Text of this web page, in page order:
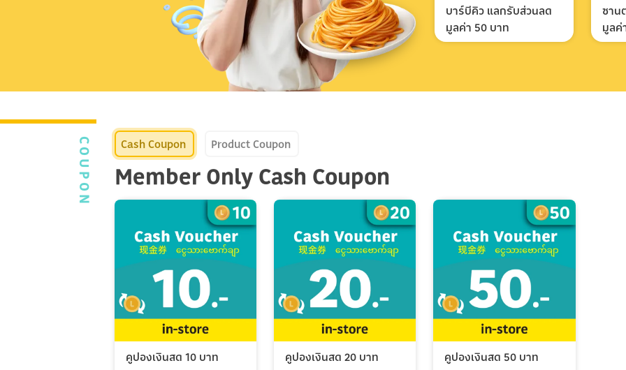
บาร์บีคิว แลกรับส่วนลด
มูลค่า 50 บาท
ซาน
มูลค่
COUPON Cash Coupon Product Coupon
Member Only Cash Coupon
คูปองเงินสด 10 บาท คูปองเงินสด 20 บาท คูปองเงินสด 50 บาท